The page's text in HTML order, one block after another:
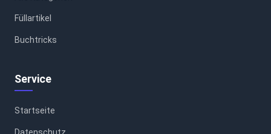
Füllartikel
Buchtricks
Service
Startseite